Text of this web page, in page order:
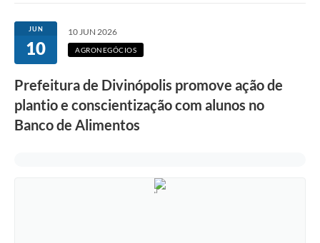
JUN
10
10 JUN 2026
AGRONEGÓCIOS
Prefeitura de Divinópolis promove ação de
plantio e conscientização com alunos no
Banco de Alimentos